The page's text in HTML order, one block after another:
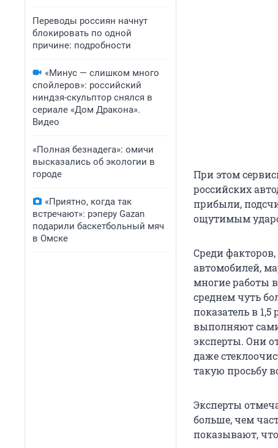
Переводы россиян начнут
блокировать по одной
причине: подробности
«Минус — слишком много
спойлеров»: российский
ниндзя-скульптор снялся в
сериале «Дом Дракона».
Видео
«Полная безнадега»: омичи
высказались об экологии в
городе
«Приятно, когда так
встречают»: рэперу Gazan
подарили баскетбольный мяч
в Омске
При этом
российских
прибыли,
ощутимым
Среди
автомобилей,
многие работы
среднем чуть
показатель в
выполняют
эксперты. Они
даже
такую просьбу
Эксперты
больше, чем
показывают,